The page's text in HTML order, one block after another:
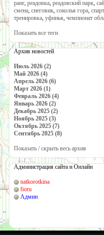
ранг, реадовка, реадовский парк,
смена, снеговик, соколья гора,
тренировка, уфинья, чемпионат
Показать все теги
Архив новостей
Июль 2026 (2)
Май 2026 (4)
Апрель 2026 (6)
Март 2026 (1)
Февраль 2026 (4)
Январь 2026 (2)
Декабрь 2025 (2)
Ноябрь 2025 (3)
Октябрь 2025 (7)
Сентябрь 2025 (8)
Показать / скрыть весь архив
Администрация сайта и Онлайн
natkorotkina
fioru
Админ